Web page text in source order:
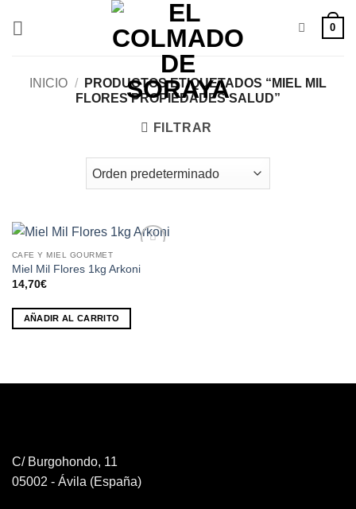
0
INICIO /
PRODUCTOS ETIQUETADOS “MIEL MIL
FLORES PROPIEDADES SALUD”
FILTRAR
a la
CAFE Y MIEL GOURMET
Miel Mil Flores 1kg Arkoni
14,70€
AÑADIR AL CARRITO
C/ Burgohondo, 11
05002 - Ávila (España)